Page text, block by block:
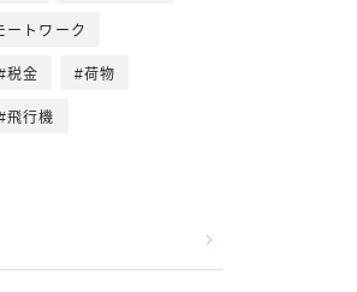
ートワーク
税金 荷物
飛行機